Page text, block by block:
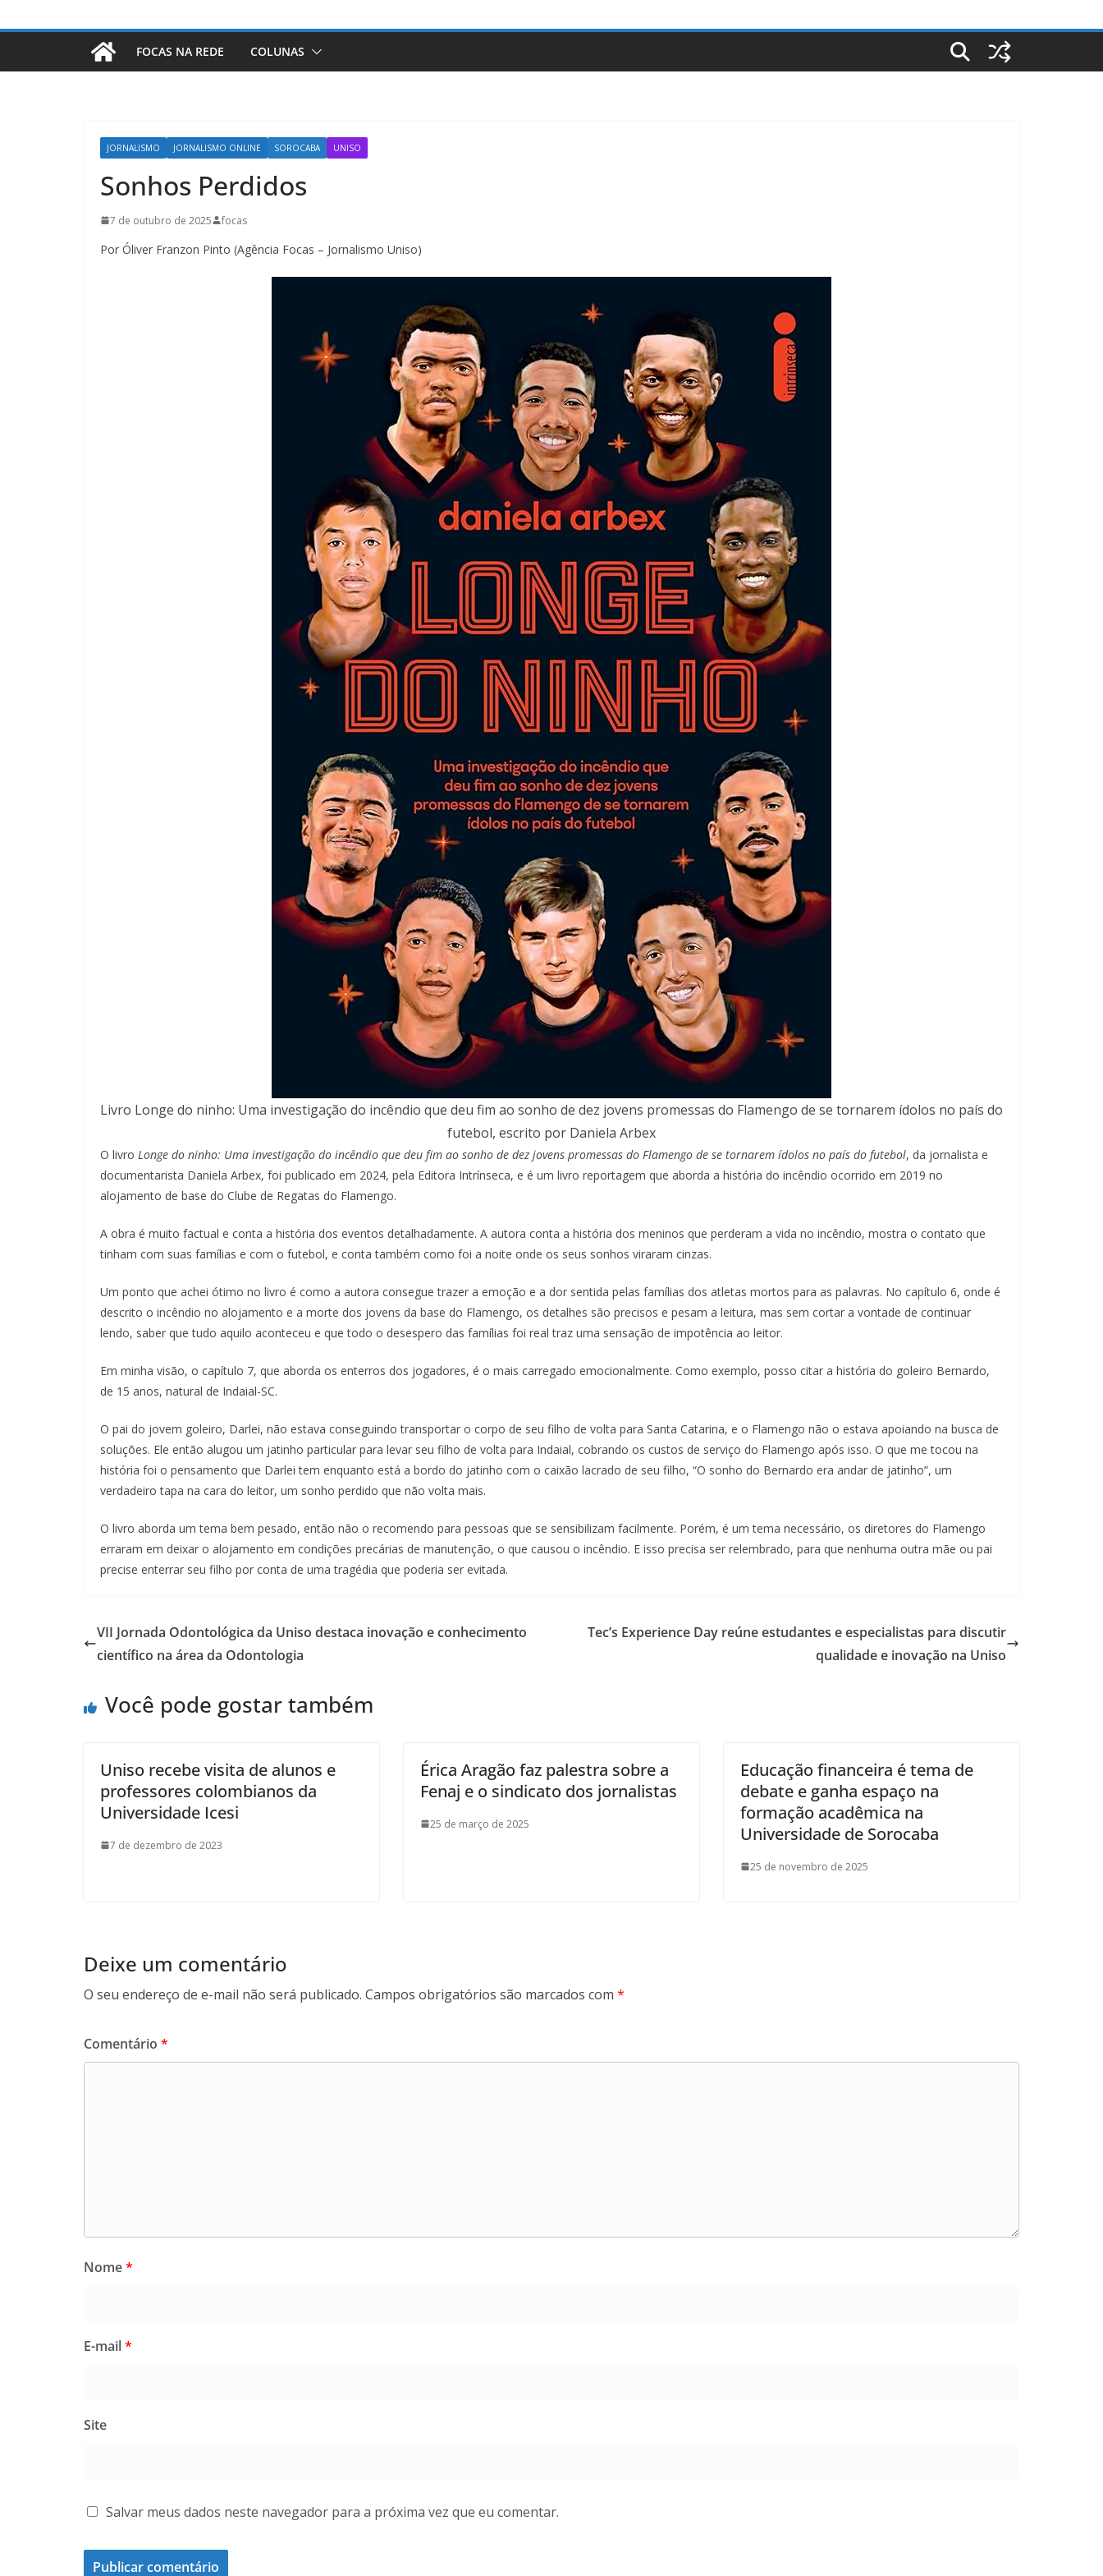
FOCAS NA REDE COLUNAS
JORNALISMO JORNALISMO ONLINE SOROCABA UNISO
Sonhos Perdidos
7 de outubro de 2025 focas
Por Óliver Franzon Pinto (Agência Focas – Jornalismo Uniso)
Livro Longe do ninho: Uma investigação do incêndio que deu fim ao sonho de dez jovens promessas do Flamengo de se tornarem ídolos no país do
futebol, escrito por Daniela Arbex
O livro Longe do ninho: Uma investigação do incêndio que deu fim ao sonho de dez jovens promessas do Flamengo de se tornarem ídolos no país do futebol, da jornalista e
documentarista Daniela Arbex, foi publicado em 2024, pela Editora Intrínseca, e é um livro reportagem que aborda a história do incêndio ocorrido em 2019 no
alojamento de base do Clube de Regatas do Flamengo.
A obra é muito factual e conta a história dos eventos detalhadamente. A autora conta a história dos meninos que perderam a vida no incêndio, mostra o contato que
tinham com suas famílias e com o futebol, e conta também como foi a noite onde os seus sonhos viraram cinzas.
Um ponto que achei ótimo no livro é como a autora consegue trazer a emoção e a dor sentida pelas famílias dos atletas mortos para as palavras. No capítulo 6, onde é
descrito o incêndio no alojamento e a morte dos jovens da base do Flamengo, os detalhes são precisos e pesam a leitura, mas sem cortar a vontade de continuar
lendo, saber que tudo aquilo aconteceu e que todo o desespero das famílias foi real traz uma sensação de impotência ao leitor.
Em minha visão, o capítulo 7, que aborda os enterros dos jogadores, é o mais carregado emocionalmente. Como exemplo, posso citar a história do goleiro Bernardo,
de 15 anos, natural de Indaial-SC.
O pai do jovem goleiro, Darlei, não estava conseguindo transportar o corpo de seu filho de volta para Santa Catarina, e o Flamengo não o estava apoiando na busca de
soluções. Ele então alugou um jatinho particular para levar seu filho de volta para Indaial, cobrando os custos de serviço do Flamengo após isso. O que me tocou na
história foi o pensamento que Darlei tem enquanto está a bordo do jatinho com o caixão lacrado de seu filho, “O sonho do Bernardo era andar de jatinho”, um
verdadeiro tapa na cara do leitor, um sonho perdido que não volta mais.
O livro aborda um tema bem pesado, então não o recomendo para pessoas que se sensibilizam facilmente. Porém, é um tema necessário, os diretores do Flamengo
erraram em deixar o alojamento em condições precárias de manutenção, o que causou o incêndio. E isso precisa ser relembrado, para que nenhuma outra mãe ou pai
precise enterrar seu filho por conta de uma tragédia que poderia ser evitada.
VII Jornada Odontológica da Uniso destaca inovação e conhecimento
científico na área da Odontologia
Tec’s Experience Day reúne estudantes e especialistas para discutir
qualidade e inovação na Uniso
Você pode gostar também
Uniso recebe visita de alunos e
professores colombianos da
Universidade Icesi
7 de dezembro de 2023
Érica Aragão faz palestra sobre a
Fenaj e o sindicato dos jornalistas
25 de março de 2025
Educação financeira é tema de
debate e ganha espaço na
formação acadêmica na
Universidade de Sorocaba
25 de novembro de 2025
Deixe um comentário
O seu endereço de e-mail não será publicado. Campos obrigatórios são marcados com *
Comentário *
Nome*
E-mail*
Site
Salvar meus dados neste navegador para a próxima vez que eu comentar.